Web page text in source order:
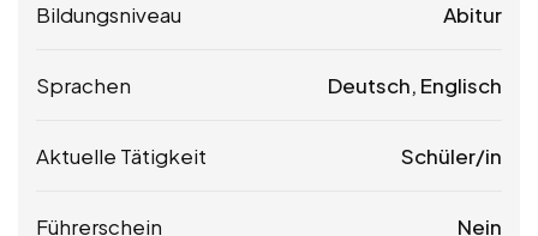
Bildungsniveau Abitur
Sprachen Deutsch, Englisch
Aktuelle Tätigkeit Schüler/in
Führerschein Nein